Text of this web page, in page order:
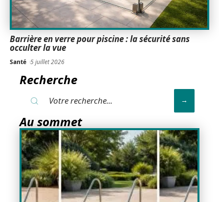
Barrière en verre pour piscine : la sécurité sans
occulter la vue
Santé 5 juillet 2026
Recherche
Au sommet